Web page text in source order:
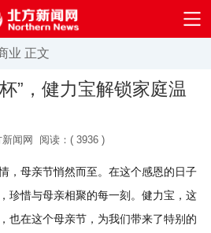
业 正文
”，健力宝解锁家庭温
闻网 阅读：( 3936 )
，母亲节悄然而至。在这个感恩的日子
珍惜与母亲相聚的每一刻。健力宝，这
也在这个母亲节，为我们带来了特别的